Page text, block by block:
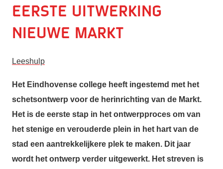
eerste uitwerking
nieuwe Markt
Leeshulp
Het Eindhovense college heeft ingestemd met het
schetsontwerp voor de herinrichting van de Markt.
Het is de eerste stap in het ontwerpproces om van
het stenige en verouderde plein in het hart van de
stad een aantrekkelijkere plek te maken. Dit jaar
wordt het ontwerp verder uitgewerkt. Het streven is